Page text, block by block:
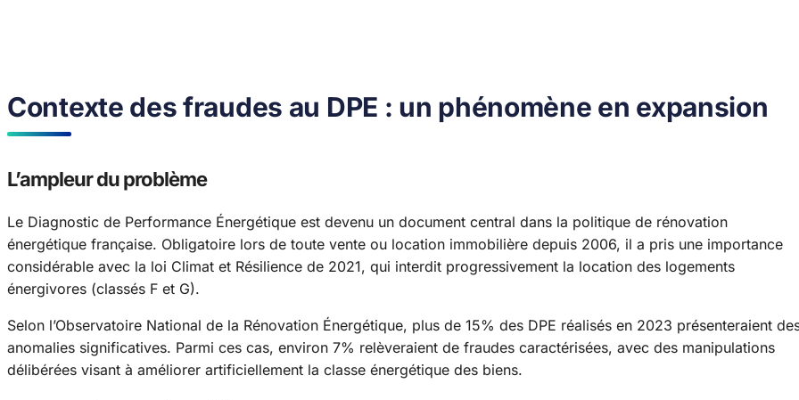
Contexte des fraudes au DPE : un phénomène en expansion
L’ampleur du problème
Le Diagnostic de Performance Énergétique est devenu un document central dans la politique de rénovation
énergétique française. Obligatoire lors de toute vente ou location immobilière depuis 2006, il a pris une importance
considérable avec la loi Climat et Résilience de 2021, qui interdit progressivement la location des logements
énergivores (classés F et G).
Selon l’Observatoire National de la Rénovation Énergétique, plus de 15% des DPE réalisés en 2023 présenteraient
anomalies significatives. Parmi ces cas, environ 7% relèveraient de fraudes caractérisées, avec des manipulations
délibérées visant à améliorer artificiellement la classe énergétique des biens.